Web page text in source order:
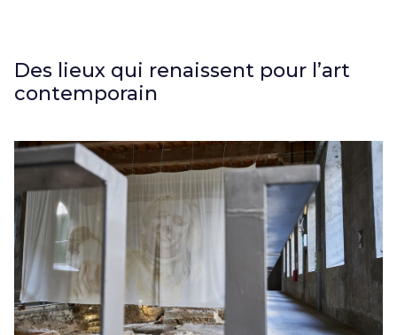
Des lieux qui renaissent pour l’art
contemporain